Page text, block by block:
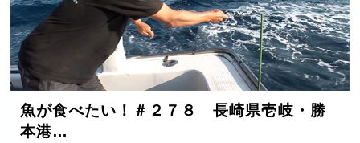
魚が食べたい！＃２７８ 長崎県壱岐・勝
本港